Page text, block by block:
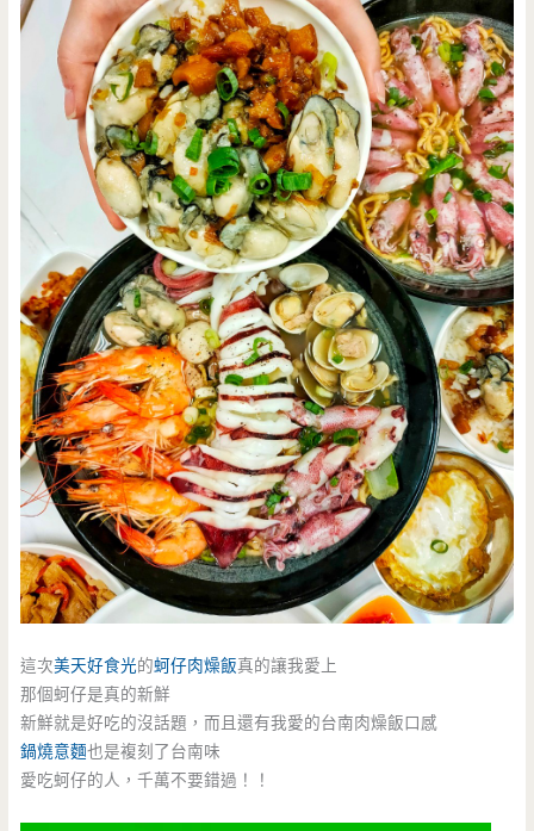
這次美天好食光的蚵仔肉燥飯真的讓我愛上
那個蚵仔是真的新鮮
新鮮就是好吃的沒話題，而且還有我愛的台南肉燥飯口感
鍋燒意麵也是複刻了台南味
愛吃蚵仔的人，千萬不要錯過！！